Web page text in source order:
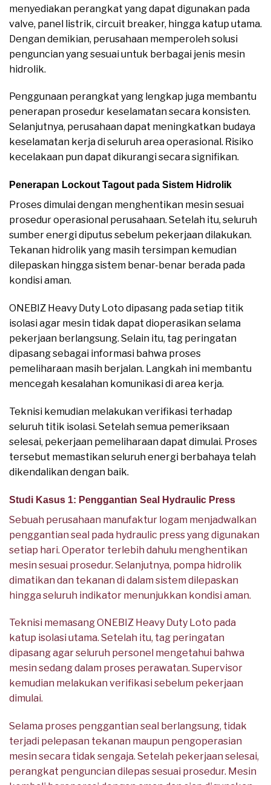
menyediakan perangkat yang dapat digunakan pada
valve, panel listrik, circuit breaker, hingga katup utama.
Dengan demikian, perusahaan memperoleh solusi
penguncian yang sesuai untuk berbagai jenis mesin
hidrolik.
Penggunaan perangkat yang lengkap juga membantu
penerapan prosedur keselamatan secara konsisten.
Selanjutnya, perusahaan dapat meningkatkan budaya
keselamatan kerja di seluruh area operasional. Risiko
kecelakaan pun dapat dikurangi secara signifikan.
Penerapan Lockout Tagout pada Sistem Hidrolik
Proses dimulai dengan menghentikan mesin sesuai
prosedur operasional perusahaan. Setelah itu, seluruh
sumber energi diputus sebelum pekerjaan dilakukan.
Tekanan hidrolik yang masih tersimpan kemudian
dilepaskan hingga sistem benar-benar berada pada
kondisi aman.
ONEBIZ Heavy Duty Loto dipasang pada setiap titik
isolasi agar mesin tidak dapat dioperasikan selama
pekerjaan berlangsung. Selain itu, tag peringatan
dipasang sebagai informasi bahwa proses
pemeliharaan masih berjalan. Langkah ini membantu
mencegah kesalahan komunikasi di area kerja.
Teknisi kemudian melakukan verifikasi terhadap
seluruh titik isolasi. Setelah semua pemeriksaan
selesai, pekerjaan pemeliharaan dapat dimulai. Proses
tersebut memastikan seluruh energi berbahaya telah
dikendalikan dengan baik.
Studi Kasus 1: Penggantian Seal Hydraulic Press
Sebuah perusahaan manufaktur logam menjadwalkan
penggantian seal pada hydraulic press yang digunakan
setiap hari. Operator terlebih dahulu menghentikan
mesin sesuai prosedur. Selanjutnya, pompa hidrolik
dimatikan dan tekanan di dalam sistem dilepaskan
hingga seluruh indikator menunjukkan kondisi aman.
Teknisi memasang ONEBIZ Heavy Duty Loto pada
katup isolasi utama. Setelah itu, tag peringatan
dipasang agar seluruh personel mengetahui bahwa
mesin sedang dalam proses perawatan. Supervisor
kemudian melakukan verifikasi sebelum pekerjaan
dimulai.
Selama proses penggantian seal berlangsung, tidak
terjadi pelepasan tekanan maupun pengoperasian
mesin secara tidak sengaja. Setelah pekerjaan selesai,
perangkat penguncian dilepas sesuai prosedur. Mesin